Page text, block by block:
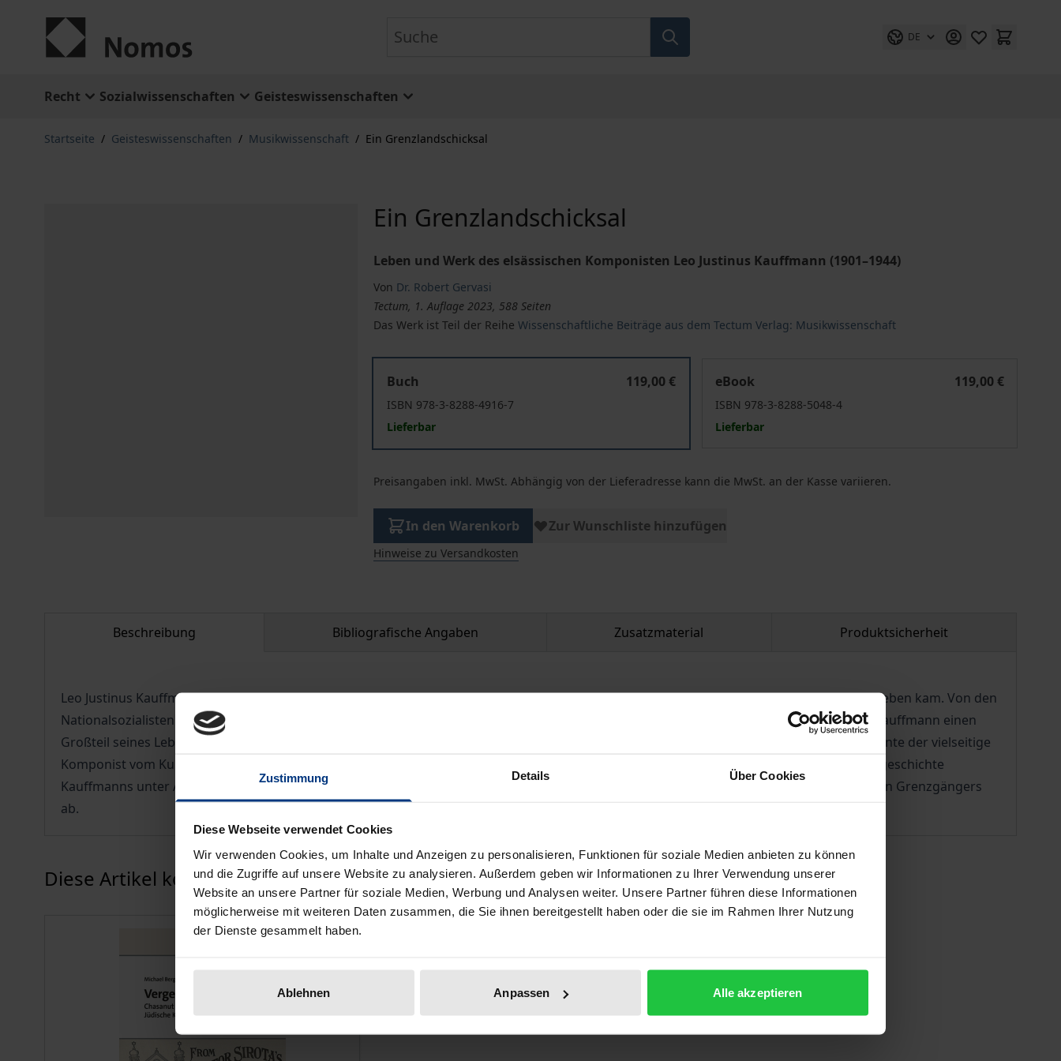
Zustimmung Details Über Cookies
Diese Webseite verwendet Cookies
Wir verwenden Cookies, um Inhalte und Anzeigen zu personalisieren, Funktionen für soziale Medien anbieten zu können
und die Zugriffe auf unsere Website zu analysieren. Außerdem geben wir Informationen zu Ihrer Verwendung unserer
Website an unsere Partner für soziale Medien, Werbung und Analysen weiter. Unsere Partner führen diese Informationen
möglicherweise mit weiteren Daten zusammen, die Sie ihnen bereitgestellt haben oder die sie im Rahmen Ihrer Nutzung
der Dienste gesammelt haben.
Ablehnen Anpassen Alle akzeptieren
DE
Recht Sozialwissenschaften Geisteswissenschaften
Startseite / Geisteswissenschaften / Musikwissenschaft / Ein Grenzlandschicksal
Ein Grenzlandschicksal
Leben und Werk des elsässischen Komponisten Leo Justinus Kauffmann (1901–1944)
Von Dr. Robert Gervasi
Tectum, 1. Auflage 2023, 588 Seiten
Das Werk ist Teil der ReiheWissenschaftliche Beiträge aus dem Tectum Verlag: Musikwissenschaft
Buch
119,00 €
ISBN 978-3-8288-4916-7
Lieferbar
eBook
119,00 €
ISBN 978-3-8288-5048-4
Lieferbar
Preisangaben inkl. MwSt. Abhängig von der Lieferadresse kann die MwSt. an der Kasse variieren.
In den Warenkorb Zur Wunschliste hinzufügen
Hinweise zu Versandkosten
Beschreibung Bibliografische Angaben Zusatzmaterial Produktsicherheit
Leo Justinus Kauffmann befand sich auf dem Höhepunkt seines Schaffens, als er 1944 bei einem alliierten Luftangriff auf Straßburg ums Leben kam. Von den
Nationalsozialisten wegen seiner jüdischen Ehefrau Repressalien ausgesetzt und aus seiner Position als Klavierlehrer gedrängt, musste Kauffmann einen
Großteil seines Lebensunterhalts mit der Komposition von Unterhaltungsmusik für den Reichsrundfunk bestreiten. Darüber hinaus bediente der vielseitige
Komponist vom Kunstlied bis zur Oper alle gängigen musikalischen Gattungen. Die vorliegende Studie rekonstruiert erstmals die Lebensgeschichte
Kauffmanns unter Auswertung aller verfügbaren Archivalien. Werkanalysen und ein Werkverzeichnis runden die Biographie des kulturellen Grenzgängers
ab.
Karussell überspringen
Diese Artikel könnten Ihnen eventuell auch gefallen!